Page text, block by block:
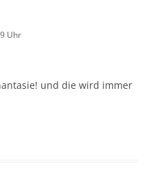
Uhr
und die wird immer